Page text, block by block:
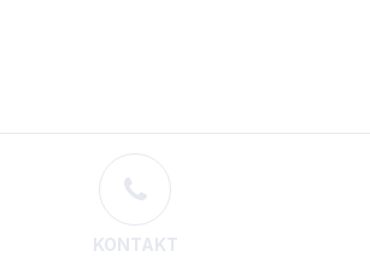
KONTAKT